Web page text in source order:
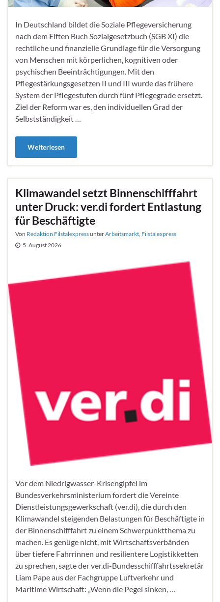
In Deutschland bildet die Soziale Pflegeversicherung
nach dem Elften Buch Sozialgesetzbuch (SGB XI) die
rechtliche und finanzielle Grundlage für die Versorgung
von Menschen mit körperlichen, kognitiven oder
psychischen Beeinträchtigungen. Mit den
Pflegestärkungsgesetzen II und III wurde das frühere
System der Pflegestufen durch fünf Pflegegrade ersetzt.
Ziel der Reform war es, den individuellen Grad der
Selbstständigkeit …
Weiterlesen
Klimawandel setzt Binnenschifffahrt
unter Druck: ver.di fordert Entlastung
für Beschäftigte
Von Redaktion FilstalexpressunterArbeitsmarkt Filstalexpress
5. August 2026
Vor dem Niedrigwasser-Krisengipfel im
Bundesverkehrsministerium fordert die Vereinte
Dienstleistungsgewerkschaft (ver.di), die durch den
Klimawandel steigenden Belastungen für Beschäftigte in
der Binnenschifffahrt zu einem Schwerpunktthema zu
machen. Es genüge nicht, mit Wirtschaftsverbänden
über tiefere Fahrrinnen und resilientere Logistikketten
zu sprechen, sagte der ver.di-Bundesschifffahrtssekretär
Liam Pape aus der Fachgruppe Luftverkehr und
Maritime Wirtschaft: „Wenn die Pegel sinken, …